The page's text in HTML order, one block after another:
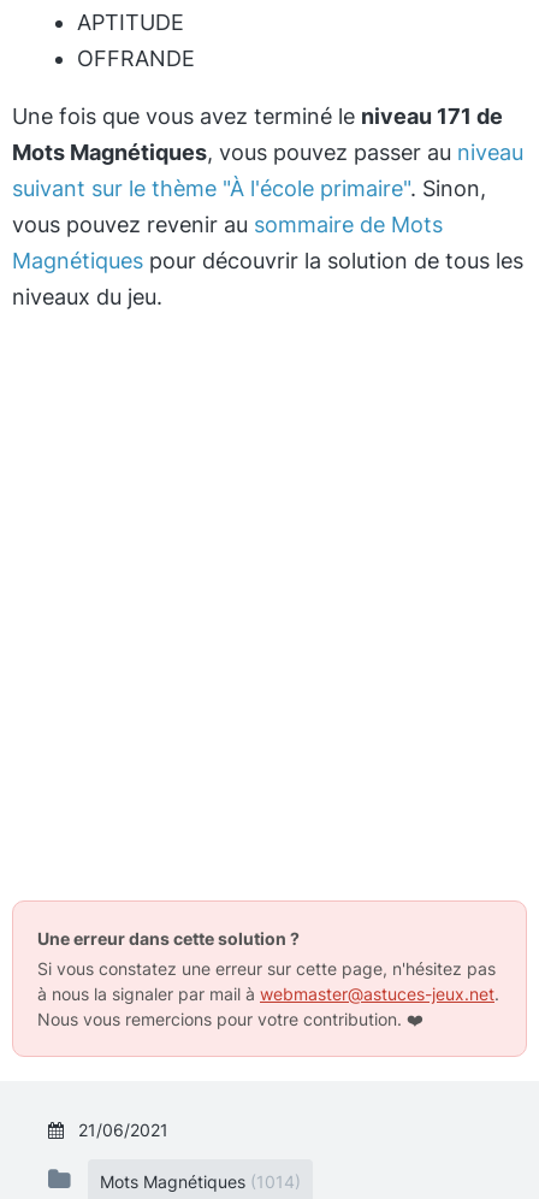
APTITUDE
OFFRANDE
Une fois que vous avez terminé le niveau 171 de
Mots Magnétiques, vous pouvez passer au niveau
suivant sur le thème "À l'école primaire". Sinon,
vous pouvez revenir au sommaire de Mots
Magnétiques pour découvrir la solution de tous les
niveaux du jeu.
Une erreur dans cette solution ?
Si vous constatez une erreur sur cette page, n'hésitez pas
à nous la signaler par mail à webmaster@astuces-jeux.net.
Nous vous remercions pour votre contribution. ❤️
21/06/2021
Mots Magnétiques (1014)